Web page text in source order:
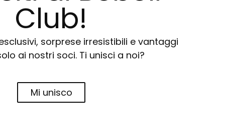
Club!
sorprese irresistibili e vantaggi
ai nostri soci. Ti unisci a noi?
Mi unisco